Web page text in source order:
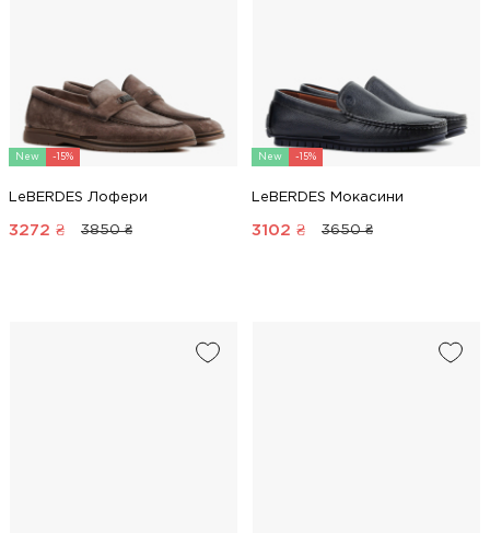
New -15%
LeBERDES Лофери
3272 ₴ 3850 ₴
New -15%
LeBERDES Мокасини
3102 ₴ 3650 ₴